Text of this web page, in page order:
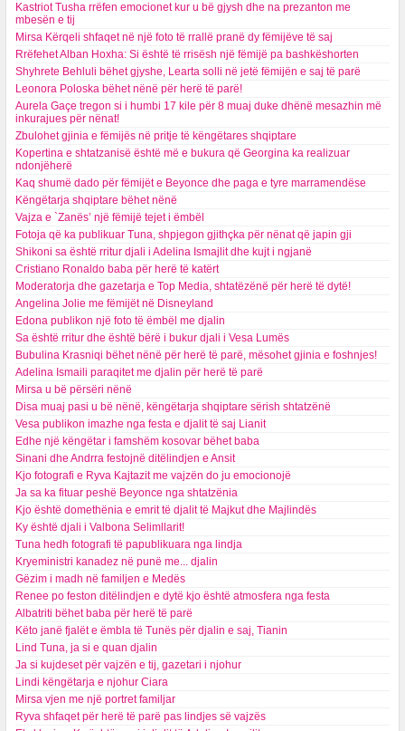
Kastriot Tusha rrëfen emocionet kur u bë gjysh dhe na prezanton me
mbesën e tij
Mirsa Kërqeli shfaqet në një foto të rrallë pranë dy fëmijëve të saj
Rrëfehet Alban Hoxha: Si është të rrisësh një fëmijë pa bashkëshorten
Shyhrete Behluli bëhet gjyshe, Learta solli në jetë fëmijën e saj të parë
Leonora Poloska bëhet nënë për herë të parë!
Aurela Gaçe tregon si i humbi 17 kile për 8 muaj duke dhënë mesazhin më
inkurajues për nënat!
Zbulohet gjinia e fëmijës në pritje të këngëtares shqiptare
Kopertina e shtatzanisë është më e bukura që Georgina ka realizuar
ndonjëherë
Kaq shumë dado për fëmijët e Beyonce dhe paga e tyre marramendëse
Këngëtarja shqiptare bëhet nënë
Vajza e `Zanës’ një fëmijë tejet i ëmbël
Fotoja që ka publikuar Tuna, shpjegon gjithçka për nënat që japin gji
Shikoni sa është rritur djali i Adelina Ismajlit dhe kujt i ngjanë
Cristiano Ronaldo baba për herë të katërt
Moderatorja dhe gazetarja e Top Media, shtatëzënë për herë të dytë!
Angelina Jolie me fëmijët në Disneyland
Edona publikon një foto të ëmbël me djalin
Sa është rritur dhe është bërë i bukur djali i Vesa Lumës
Bubulina Krasniqi bëhet nënë për herë të parë, mësohet gjinia e foshnjes!
Adelina Ismaili paraqitet me djalin për herë të parë
Mirsa u bë përsëri nënë
Disa muaj pasi u bë nënë, këngëtarja shqiptare sërish shtatzënë
Vesa publikon imazhe nga festa e djalit të saj Lianit
Edhe një këngëtar i famshëm kosovar bëhet baba
Sinani dhe Andrra festojnë ditëlindjen e Ansit
Kjo fotografi e Ryva Kajtazit me vajzën do ju emocionojë
Ja sa ka fituar peshë Beyonce nga shtatzënia
Kjo është domethënia e emrit të djalit të Majkut dhe Majlindës
Ky është djali i Valbona Selimllarit!
Tuna hedh fotografi të papublikuara nga lindja
Kryeministri kanadez në punë me... djalin
Gëzim i madh në familjen e Medës
Renee po feston ditëlindjen e dytë kjo është atmosfera nga festa
Albatriti bëhet baba për herë të parë
Këto janë fjalët e ëmbla të Tunës për djalin e saj, Tianin
Lind Tuna, ja si e quan djalin
Ja si kujdeset për vajzën e tij, gazetari i njohur
Lindi këngëtarja e njohur Ciara
Mirsa vjen me një portret familjar
Ryva shfaqet për herë të parë pas lindjes së vajzës